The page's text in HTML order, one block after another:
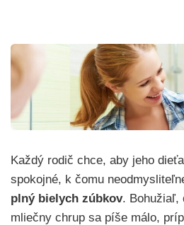
Každý rodič chce, aby jeho
spokojné, k čomu
plný bielych zúbkov. Bohužiaľ,
mliečny chrup sa píše málo,